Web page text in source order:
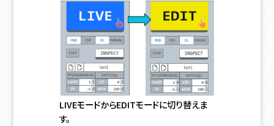
LIVEモードからEDITモードに切り替えま
す。